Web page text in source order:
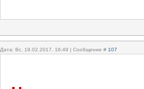
Дата: Вс, 19.02.2017, 16:49 | Сообщение # 107